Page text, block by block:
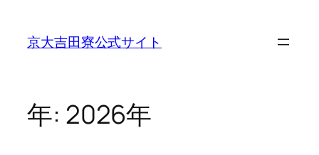
京大吉田寮公式サイト
年: 2026年